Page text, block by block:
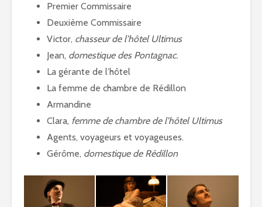
Premier Commissaire
Deuxième Commissaire
Victor, chasseur de l’hôtel Ultimus
Jean, domestique des Pontagnac.
La gérante de l’hôtel
La femme de chambre de Rédillon
Armandine
Clara, femme de chambre de l’hôtel Ultimus
Agents, voyageurs et voyageuses.
Gérôme, domestique de Rédillon